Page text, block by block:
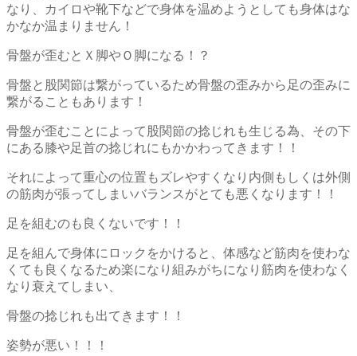
なり、カイロや靴下などで身体を温めようとしても身体はな
かなか温まりません！
骨盤が歪むとＸ脚やＯ脚になる！？
骨盤と股関節は繋がっているため骨盤の歪みから足の歪みに
繋がることもあります！
骨盤が歪むことによって股関節の捻じれも生じる為、その下
にある膝や足首の捻じれにもかかわってきます！！
それによって重心の位置もズレやすくなり内側もしくは外側
の筋肉が張ってしまいバランスがとても悪くなります！！
足を組むのも良くないです！！
足を組んで身体にロックをかけると、体感など筋肉を使わな
くても良くなるため楽になり組みがちになり筋肉を使わなく
なり衰えてしまい、
骨盤の捻じれも出てきます！！
姿勢が悪い！！！